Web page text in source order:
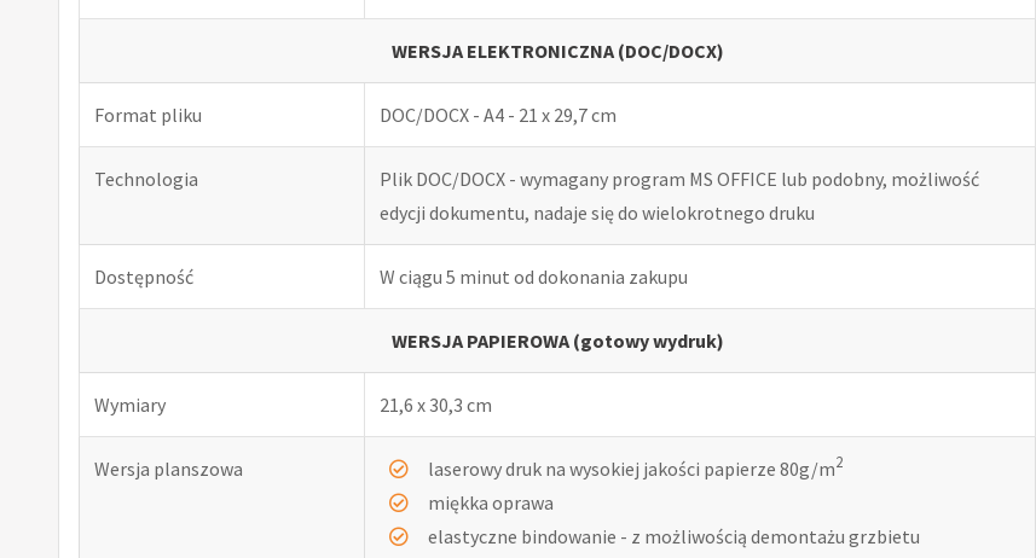
WERSJA ELEKTRONICZNA (DOC/DOCX)
Format pliku DOC/DOCX - A4 - 21 x 29,7 cm
Technologia
Plik DOC/DOCX - wymagany program MS OFFICE lub podobny, możliwość
edycji dokumentu, nadaje się do wielokrotnego druku
Dostępność W ciągu 5 minut od dokonania zakupu
WERSJA PAPIEROWA (gotowy wydruk)
Wymiary 21,6 x 30,3 cm
Wersja planszowa laserowy druk na wysokiej jakości papierze 80g/m2
miękka oprawa
elastyczne bindowanie - z możliwością demontażu grzbietu